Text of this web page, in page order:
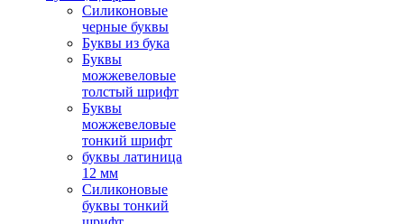
Силиконовые
черные буквы
Буквы из бука
Буквы
можжевеловые
толстый шрифт
Буквы
можжевеловые
тонкий шрифт
буквы латиница
12 мм
Силиконовые
буквы тонкий